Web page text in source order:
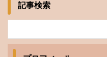
記事検索